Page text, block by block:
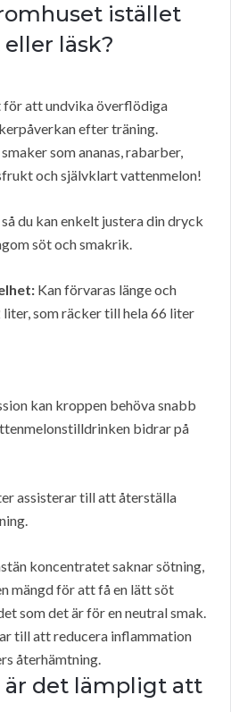
istället
läsk?
för att undvika överflödiga
efter träning.
som ananas, rabarber,
och självklart vattenmelon!
du kan enkelt justera din dryck
söt och smakrik.
Kan förvaras länge och
som räcker till hela 66 liter
kan kroppen behöva snabb
bidrar på
assisterar till att återställa
koncentratet saknar sötning,
mängd för att få en lätt söt
som det är för en neutral smak.
till att reducera inflammation
återhämtning.
är det lämpligt att